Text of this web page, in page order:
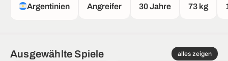
Argentinien Angreifer 30 Jahre 73 kg
Ausgewählte Spiele alles zeigen